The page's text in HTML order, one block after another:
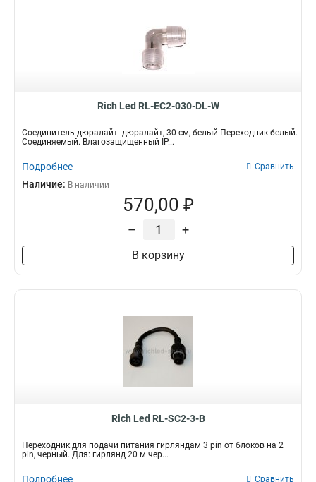
Rich Led RL-EC2-030-DL-W
Соединитель дюралайт- дюралайт, 30 см, белый Переходник белый.
Соединяемый. Влагозащищенный IP...
Подробнее Сравнить
Наличие: В наличии
570,00 ₽
– +
В корзину
Rich Led RL-SC2-3-B
Переходник для подачи питания гирляндам 3 pin от блоков на 2
pin, черный. Для: гирлянд 20 м.чер...
Подробнее Сравнить